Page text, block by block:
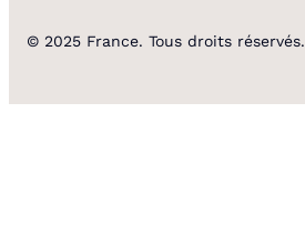
© 2025 France. Tous droits réservés.